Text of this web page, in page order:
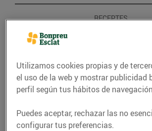
RECEPTES
Utilizamos cookies propias y de
el uso de la web y mostrar publicidad
perfil según tus hábitos de
Puedes aceptar, rechazar las no
configurar tus preferencias.